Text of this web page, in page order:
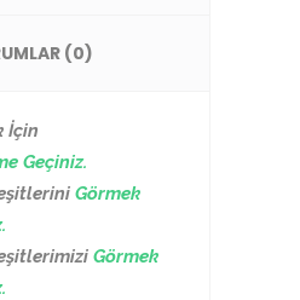
(0)
İçin
Geçiniz.
Görmek
Görmek